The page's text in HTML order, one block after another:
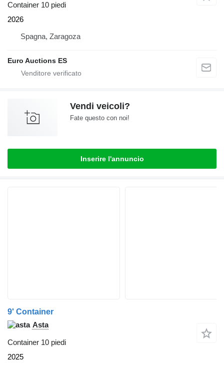
Container 10 piedi
2026
Spagna, Zaragoza
Euro Auctions ES
Vendi veicoli?
Fate questo con noi!
Inserire l'annuncio
9' Container
Asta
Container 10 piedi
2025